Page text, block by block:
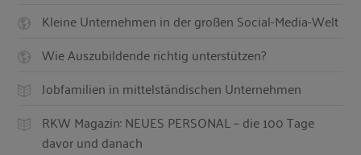
Kleine Unternehmen in der großen Social-Media-Welt
Wie Auszubildende richtig unterstützen?
Jobfamilien in mittelständischen Unternehmen
RKW Magazin: NEUES PERSONAL – die 100 Tage
davor und danach